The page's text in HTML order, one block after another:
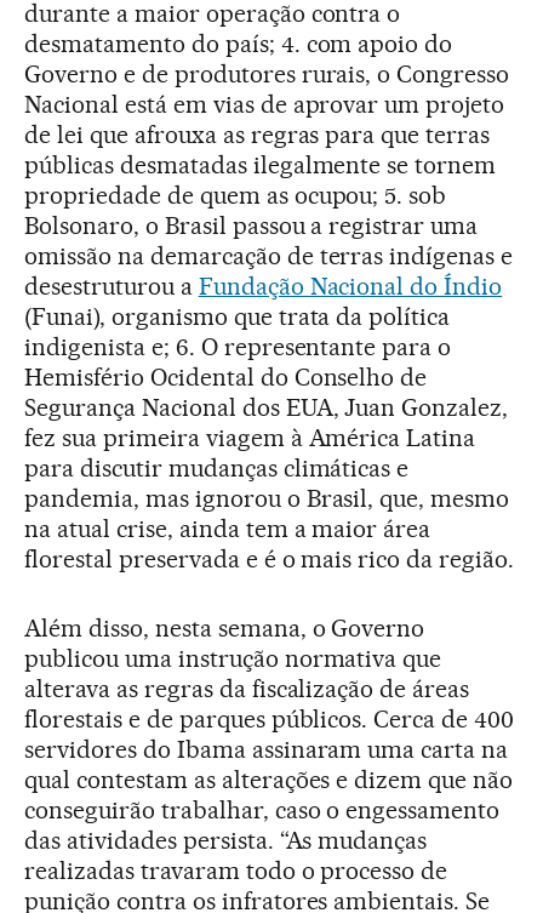
durante a maior operação contra o
desmatamento do país; 4. com apoio do
Governo e de produtores rurais, o Congresso
Nacional está em vias de aprovar um projeto
de lei que afrouxa as regras para que terras
públicas desmatadas ilegalmente se tornem
propriedade de quem as ocupou; 5. sob
Bolsonaro, o Brasil passou a registrar uma
omissão na demarcação de terras indígenas e
desestruturou a Fundação Nacional do Índio
(Funai), organismo que trata da política
indigenista e; 6. O representante para o
Hemisfério Ocidental do Conselho de
Segurança Nacional dos EUA, Juan Gonzalez,
fez sua primeira viagem à América Latina
para discutir mudanças climáticas e
pandemia, mas ignorou o Brasil, que, mesmo
na atual crise, ainda tem a maior área
florestal preservada e é o mais rico da região.
Além disso, nesta semana, o Governo
publicou uma instrução normativa que
alterava as regras da fiscalização de áreas
florestais e de parques públicos. Cerca de 400
servidores do Ibama assinaram uma carta na
qual contestam as alterações e dizem que não
conseguirão trabalhar, caso o engessamento
das atividades persista. “As mudanças
realizadas travaram todo o processo de
punição contra os infratores ambientais. Se